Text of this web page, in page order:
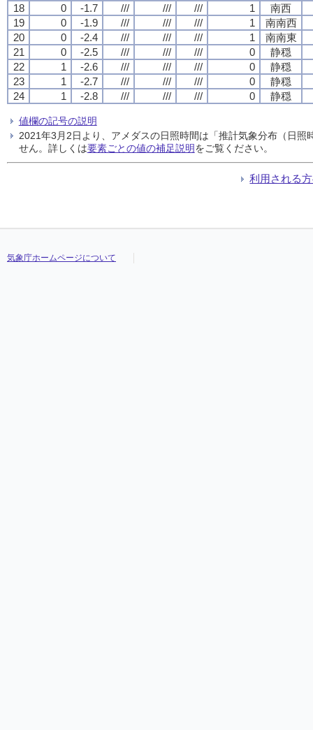
18
0 -1.7 /// /// /// 1
南西
19
0 -1.9 /// /// /// 1
南南西
20
0 -2.4 /// /// /// 1
南南東
21
0 -2.5 /// /// /// 0
静穏
22
1 -2.6 /// /// /// 0
静穏
23
1 -2.7 /// /// /// 0
静穏
24
1 -2.8 /// /// /// 0 静穏
値欄の記号の説明
2021年3月2日より、アメダスの日照時間は「推計気象分布（日
せん。詳しくは要素ごとの値の補足説明をご覧ください。
利用される
気象庁ホームページについて